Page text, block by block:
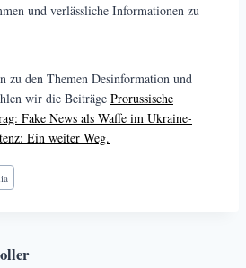
und verlässliche Informationen zu
zu den Themen Desinformation und
wir die Beiträge Prorussische
Fake News als Waffe im Ukraine-
Ein weiter Weg.